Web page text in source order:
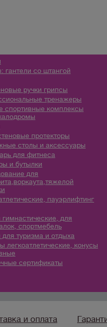
гантели со штангой
ручки грипсы
тренажеры
спортивные комплексы
протекторы
столы и аксессуары
для фитнеса
и бутылки
для
пауэрлифтинг
для
спортмебель
туризма и отдыха
легкоатлетические, конусы
сертификаты
и оплата